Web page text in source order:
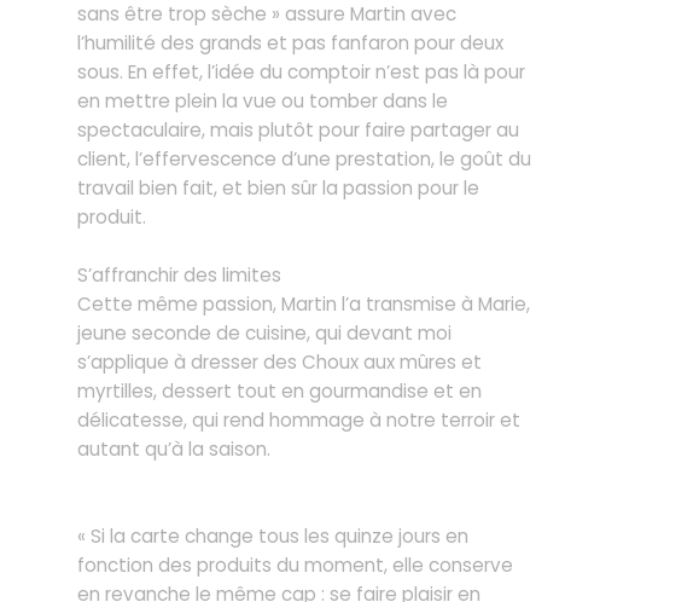
sans être trop sèche » assure Martin avec
l’humilité des grands et pas fanfaron pour deux
sous. En effet, l’idée du comptoir n’est pas là pour
en mettre plein la vue ou tomber dans le
spectaculaire, mais plutôt pour faire partager au
client, l’effervescence d’une prestation, le goût du
travail bien fait, et bien sûr la passion pour le
produit.
S’affranchir des limites
Cette même passion, Martin l’a transmise à Marie,
jeune seconde de cuisine, qui devant moi
s’applique à dresser des Choux aux mûres et
myrtilles, dessert tout en gourmandise et en
délicatesse, qui rend hommage à notre terroir et
autant qu’à la saison.
« Si la carte change tous les quinze jours en
fonction des produits du moment, elle conserve
en revanche le même cap : se faire plaisir en